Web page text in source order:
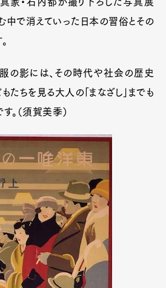
中で消えていった日本の習俗とその
の影には、その時代や社会の歴史
たちを見る大人の「まなざし」までも
。（須賀美季）